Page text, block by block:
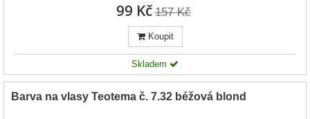
99 Kč 157 Kč
Koupit
Skladem
Barva na vlasy Teotema č. 7.32 béžová blond